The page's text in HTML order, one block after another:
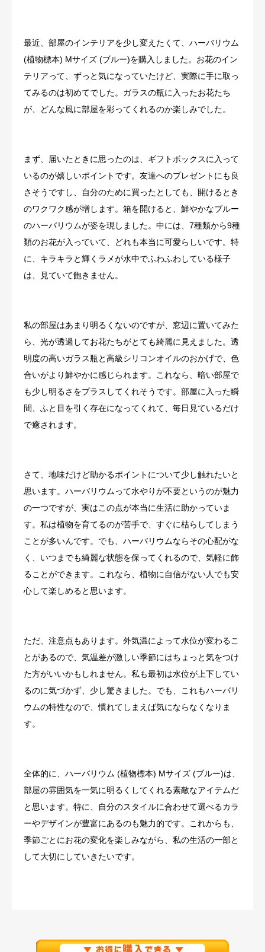
最近、部屋のインテリアを少し変えたくて、ハーバリウム
(植物標本) Mサイズ (ブルー)を購入しました。お花のイン
テリアって、ずっと気になっていたけど、実際に手に取っ
てみるのは初めてでした。ガラスの瓶に入ったお花たち
が、どんな風に部屋を彩ってくれるのか楽しみでした。
まず、届いたときに思ったのは、ギフトボックスに入って
いるのが嬉しいポイントです。友達へのプレゼントにも良
さそうですし、自分のために買ったとしても、開けるとき
のワクワク感が増します。箱を開けると、鮮やかなブルー
のハーバリウムが姿を現しました。中には、7種類から9種
類のお花が入っていて、どれも本当に可愛らしいです。特
に、キラキラと輝くラメが水中でふわふわしている様子
は、見ていて飽きません。
私の部屋はあまり明るくないのですが、窓辺に置いてみた
ら、光が透過してお花たちがとても綺麗に見えました。透
明度の高いガラス瓶と高級シリコンオイルのおかげで、色
合いがより鮮やかに感じられます。これなら、暗い部屋で
も少し明るさをプラスしてくれそうです。部屋に入った瞬
間、ふと目を引く存在になってくれて、毎日見ているだけ
で癒されます。
さて、地味だけど助かるポイントについて少し触れたいと
思います。ハーバリウムって水やりが不要というのが魅力
の一つですが、実はこの点が本当に生活に助かっていま
す。私は植物を育てるのが苦手で、すぐに枯らしてしまう
ことが多いんです。でも、ハーバリウムならその心配がな
く、いつまでも綺麗な状態を保ってくれるので、気軽に飾
ることができます。これなら、植物に自信がない人でも安
心して楽しめると思います。
ただ、注意点もあります。外気温によって水位が変わるこ
とがあるので、気温差が激しい季節にはちょっと気をつけ
た方がいいかもしれません。私も最初は水位が上下してい
るのに気づかず、少し驚きました。でも、これもハーバリ
ウムの特性なので、慣れてしまえば気にならなくなりま
す。
全体的に、ハーバリウム (植物標本) Mサイズ (ブルー)は、
部屋の雰囲気を一気に明るくしてくれる素敵なアイテムだ
と思います。特に、自分のスタイルに合わせて選べるカラ
ーやデザインが豊富にあるのも魅力的です。これからも、
季節ごとにお花の変化を楽しみながら、私の生活の一部と
して大切にしていきたいです。